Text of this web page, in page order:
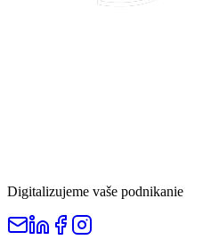
Digitalizujeme vaše podnikanie